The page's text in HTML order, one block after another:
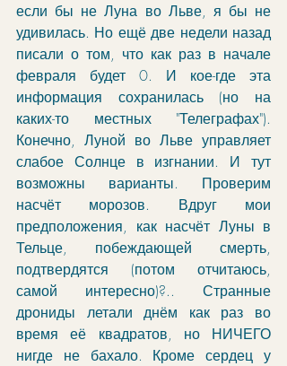
если бы не Луна во Льве, я бы не
удивилась. Но ещё две недели назад
писали о том, что как раз в начале
февраля будет 0. И кое-где эта
информация сохранилась (но на
каких-то местных "Телеграфах").
Конечно, Луной во Льве управляет
слабое Солнце в изгнании. И тут
возможны варианты. Проверим
насчёт морозов. Вдруг мои
предположения, как насчёт Луны в
Тельце, побеждающей смерть,
подтвердятся (потом отчитаюсь,
самой интересно)?.. Странные
дрониды летали днём как раз во
время её квадратов, но НИЧЕГО
нигде не бахало. Кроме сердец у